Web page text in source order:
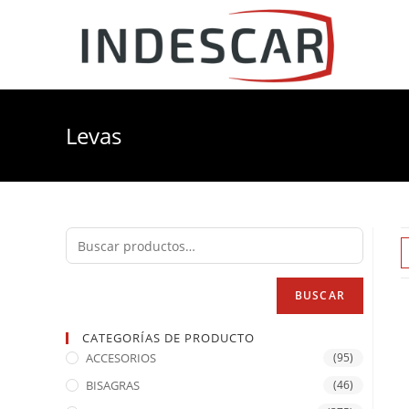
Levas
BUSCAR
CATEGORÍAS DE PRODUCTO
ACCESORIOS
(95)
BISAGRAS (46)